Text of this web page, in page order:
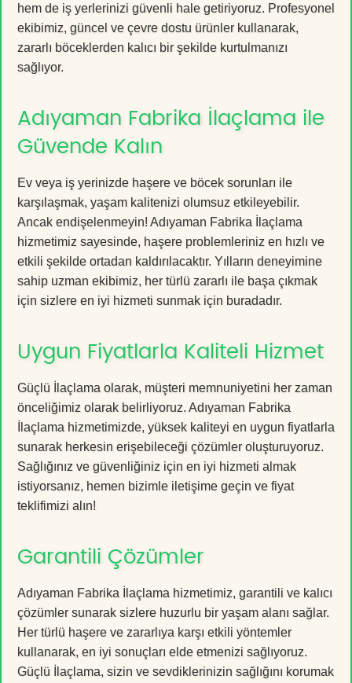
hem de iş yerlerinizi güvenli hale getiriyoruz. Profesyonel
ekibimiz, güncel ve çevre dostu ürünler kullanarak,
zararlı böceklerden kalıcı bir şekilde kurtulmanızı
sağlıyor.
Adıyaman Fabrika İlaçlama ile
Güvende Kalın
Ev veya iş yerinizde haşere ve böcek sorunları ile
karşılaşmak, yaşam kalitenizi olumsuz etkileyebilir.
Ancak endişelenmeyin! Adıyaman Fabrika İlaçlama
hizmetimiz sayesinde, haşere problemleriniz en hızlı ve
etkili şekilde ortadan kaldırılacaktır. Yılların deneyimine
sahip uzman ekibimiz, her türlü zararlı ile başa çıkmak
için sizlere en iyi hizmeti sunmak için buradadır.
Uygun Fiyatlarla Kaliteli Hizmet
Güçlü İlaçlama olarak, müşteri memnuniyetini her zaman
önceliğimiz olarak belirliyoruz. Adıyaman Fabrika
İlaçlama hizmetimizde, yüksek kaliteyi en uygun fiyatlarla
sunarak herkesin erişebileceği çözümler oluşturuyoruz.
Sağlığınız ve güvenliğiniz için en iyi hizmeti almak
istiyorsanız, hemen bizimle iletişime geçin ve fiyat
teklifimizi alın!
Garantili Çözümler
Adıyaman Fabrika İlaçlama hizmetimiz, garantili ve kalıcı
çözümler sunarak sizlere huzurlu bir yaşam alanı sağlar.
Her türlü haşere ve zararlıya karşı etkili yöntemler
kullanarak, en iyi sonuçları elde etmenizi sağlıyoruz.
Güçlü İlaçlama, sizin ve sevdiklerinizin sağlığını korumak